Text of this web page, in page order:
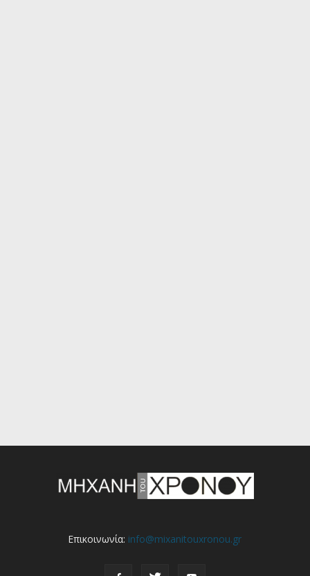
Επικοινωνία: info@mixanitouxronou.gr